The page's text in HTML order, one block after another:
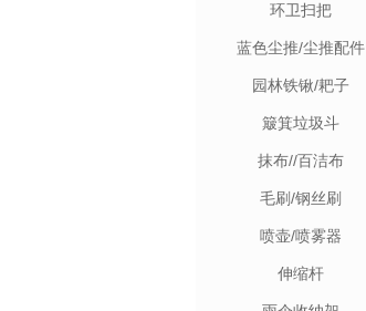
环卫扫把
蓝色尘推/尘推配件
园林铁锹/耙子
簸箕垃圾斗
抹布//百洁布
毛刷/钢丝刷
喷壶/喷雾器
伸缩杆